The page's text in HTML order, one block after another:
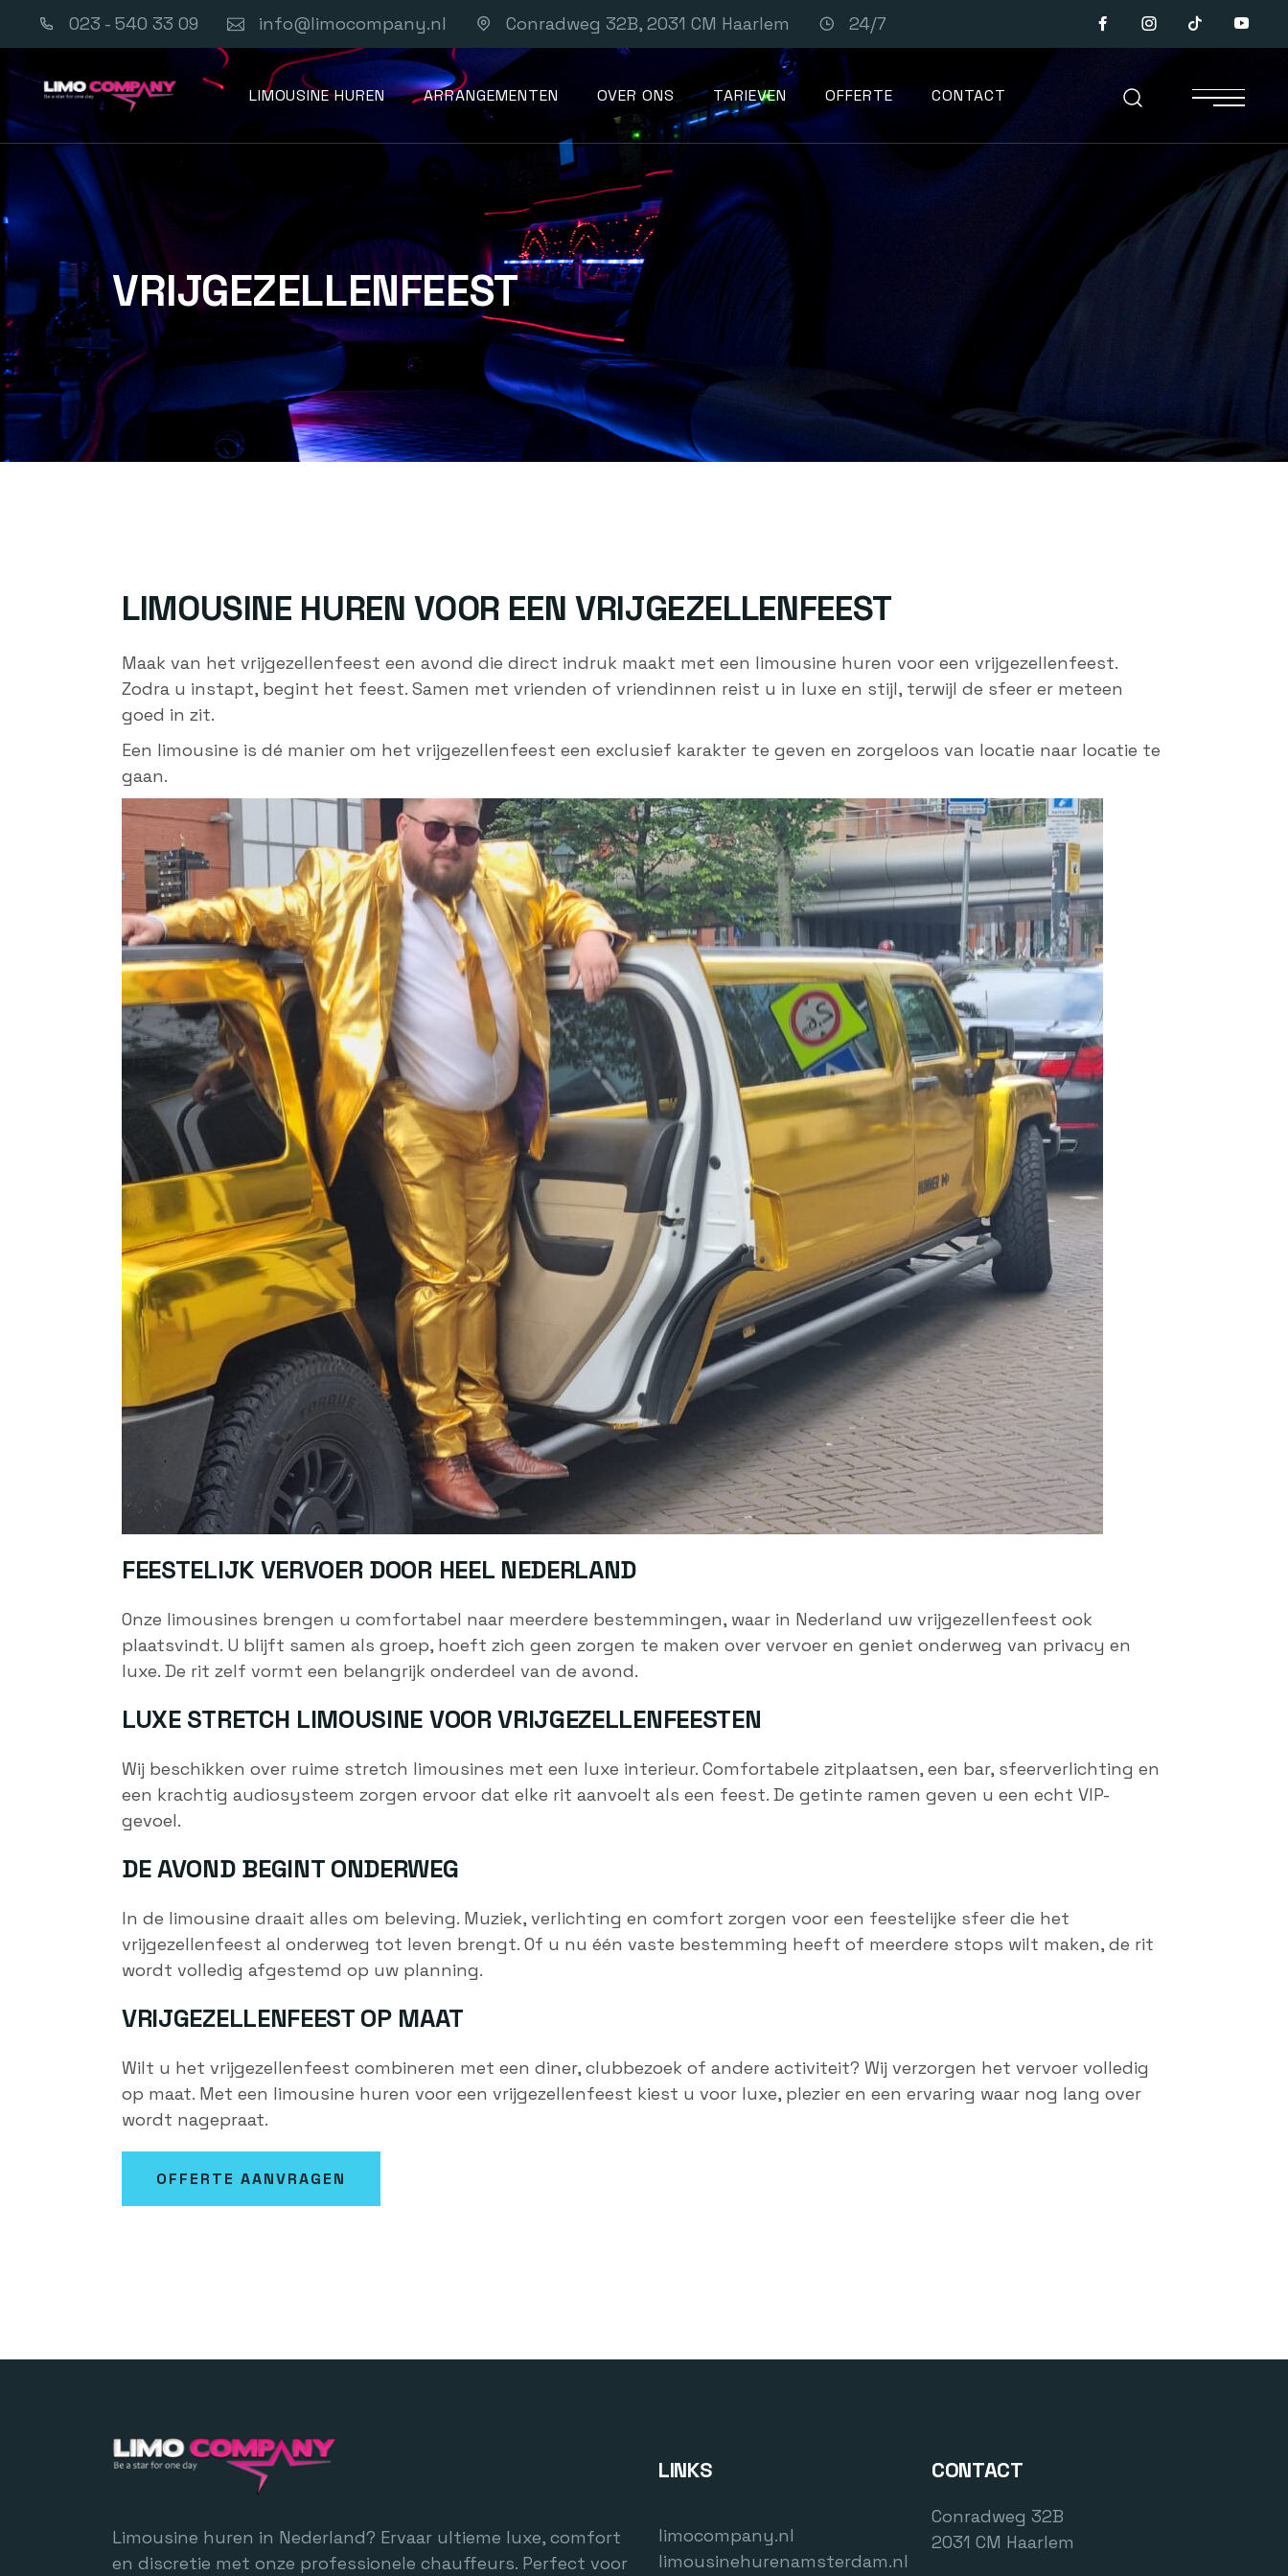
023 - 540 33 09 info@limocompany.nl Conradweg 32B, 2031 CM Haarlem 24/7
LIMOUSINE HUREN ARRANGEMENTEN OVER ONS TARIEVEN OFFERTE CONTACT
VRIJGEZELLENFEEST
LIMOUSINE HUREN VOOR EEN VRIJGEZELLENFEEST
Maak van het vrijgezellenfeest een avond die direct indruk maakt met een limousine huren voor een vrijgezellenfeest.
Zodra u instapt, begint het feest. Samen met vrienden of vriendinnen reist u in luxe en stijl, terwijl de sfeer er meteen
goed in zit.
Een limousine is dé manier om het vrijgezellenfeest een exclusief karakter te geven en zorgeloos van locatie naar locatie te
gaan.
FEESTELIJK VERVOER DOOR HEEL NEDERLAND
Onze limousines brengen u comfortabel naar meerdere bestemmingen, waar in Nederland uw vrijgezellenfeest ook
plaatsvindt. U blijft samen als groep, hoeft zich geen zorgen te maken over vervoer en geniet onderweg van privacy en
luxe. De rit zelf vormt een belangrijk onderdeel van de avond.
LUXE STRETCH LIMOUSINE VOOR VRIJGEZELLENFEESTEN
Wij beschikken over ruime stretch limousines met een luxe interieur. Comfortabele zitplaatsen, een bar, sfeerverlichting en
een krachtig audiosysteem zorgen ervoor dat elke rit aanvoelt als een feest. De getinte ramen geven u een echt VIP-
gevoel.
DE AVOND BEGINT ONDERWEG
In de limousine draait alles om beleving. Muziek, verlichting en comfort zorgen voor een feestelijke sfeer die het
vrijgezellenfeest al onderweg tot leven brengt. Of u nu één vaste bestemming heeft of meerdere stops wilt maken, de rit
wordt volledig afgestemd op uw planning.
VRIJGEZELLENFEEST OP MAAT
Wilt u het vrijgezellenfeest combineren met een diner, clubbezoek of andere activiteit? Wij verzorgen het vervoer volledig
op maat. Met een limousine huren voor een vrijgezellenfeest kiest u voor luxe, plezier en een ervaring waar nog lang over
wordt nagepraat.
OFFERTE AANVRAGEN
Limousine huren in Nederland? Ervaar ultieme luxe, comfort
en discretie met onze professionele chauffeurs. Perfect voor
LINKS
limocompany.nl
limousinehurenamsterdam.nl
CONTACT
Conradweg 32B
2031 CM Haarlem